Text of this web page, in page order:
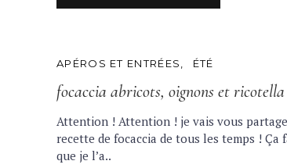
C
T
E
O
R
I
E
APÉROS ET ENTRÉES ÉTÉ
focaccia abricots, oignons et ricotella
Attention ! Attention ! je vais vous
recette de focaccia de tous les temps ! Ça
que je l’a..
S
e
a
r